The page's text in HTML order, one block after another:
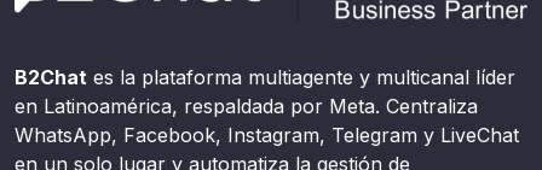
B2Chat es la plataforma multiagente y multicanal líder
en Latinoamérica, respaldada por Meta. Centraliza
WhatsApp, Facebook, Instagram, Telegram y LiveChat
en un solo lugar y automatiza la gestión de